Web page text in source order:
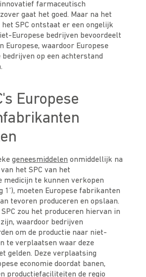
farmaceutisch
gaat het goed. Maar na het
SPC ontstaat er een ongelijk
Europese bedrijven bevoordeelt
Europese, waardoor Europese
op een achterstand
Europese
geneesmiddelen onmiddellijk na
het SPC van het
medicijn te kunnen verkopen
1’), moeten Europese fabrikanten
tevoren produceren en opslaan.
zou het produceren hiervan in
waardoor bedrijven
om de productie naar niet-
te verplaatsen waar deze
gelden. Deze verplaatsing
economie doordat banen,
productiefaciliteiten de regio